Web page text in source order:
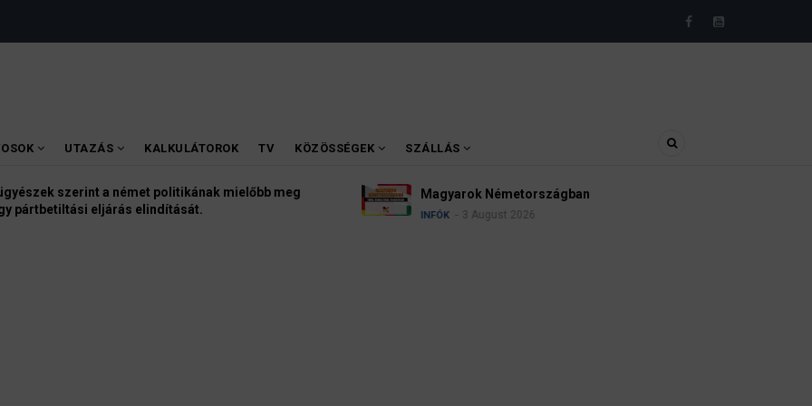
UTAZÁS KALKULÁTOROK TV KÖZÖSSÉGEK SZÁLLÁS
politikának mielőbb meg
Magyarok Németországban
3 August 2026